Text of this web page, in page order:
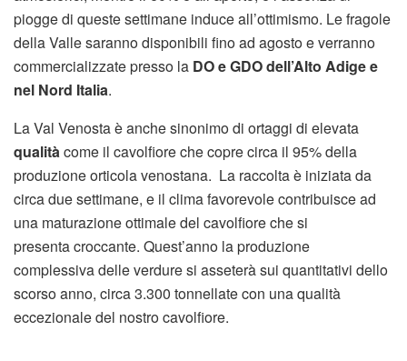
piogge di queste settimane induce all’ottimismo. Le fragole
della Valle saranno disponibili fino ad agosto e verranno
commercializzate presso la DO e GDO dell’Alto Adige e
nel Nord Italia.
La Val Venosta è anche sinonimo di ortaggi di elevata
qualitàcome il cavolfiore che copre circa il 95% della
produzione orticola venostana. La raccolta è iniziata da
circa due settimane, e il clima favorevole contribuisce ad
una maturazione ottimale del cavolfiore che si
presenta croccante. Quest’anno la produzione
complessiva delle verdure si asseterà sui quantitativi dello
scorso anno, circa 3.300 tonnellate con una qualità
eccezionale del nostro cavolfiore.